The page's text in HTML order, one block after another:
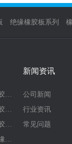
绝缘橡胶板系列
…
…
…
…
新闻资讯
公司新闻
行业资讯
常见问题